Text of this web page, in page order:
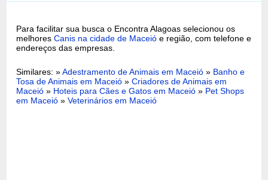
Para facilitar sua busca o Encontra Alagoas selecionou os
melhores Canis na cidade de Maceió e região, com telefone e
endereços das empresas.
Similares: »Adestramento de Animais em Maceió » Banho e
Tosa de Animais em Maceió »Criadores de Animais em
Maceió » Hoteis para Cães e Gatos em Maceió » Pet Shops
em Maceió »Veterinários em Maceió